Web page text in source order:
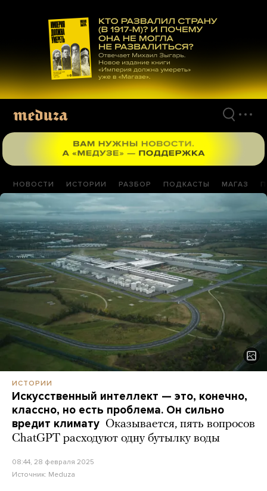
материалам
НОВОСТИ ИСТОРИИ РАЗБОР ПОДКАСТЫ МАГАЗ
ИСТОРИИ
Искусственный интеллект — это, конечно,
классно, но есть проблема. Он сильно
вредит климату Оказывается, пять вопросов
ChatGPT расходуют одну бутылку воды
08:44, 28 февраля 2025
Источник: Meduza